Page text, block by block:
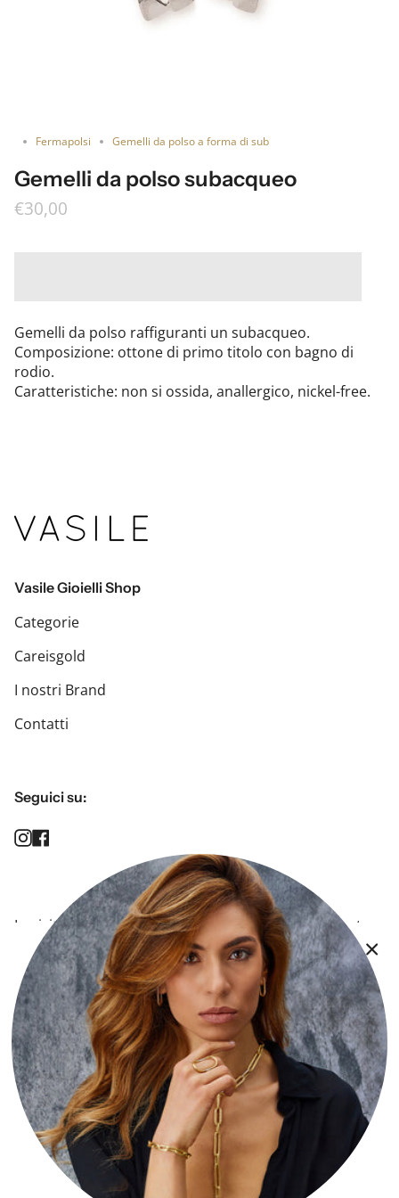
Fermapolsi Gemelli da polso a forma di sub
Gemelli da polso subacqueo
€30,00
Gemelli da polso raffiguranti un subacqueo.
Composizione: ottone di primo titolo con bagno di
rodio.
Caratteristiche: non si ossida, anallergico, nickel-free.
Vasile Gioielli Shop
Categorie
Careisgold
I nostri Brand
Contatti
Seguici su:
Instagram
Iscriviti alla newsletter per essere sempre aggiornato
sulle novità e ricevere in anteprima tutte le promozioni
a te dedicate!
INVIA
Ragione Sociale: Vasile SRL
Partita Iva: 06883290824
Privacy Policy
Resi e Rimborsi